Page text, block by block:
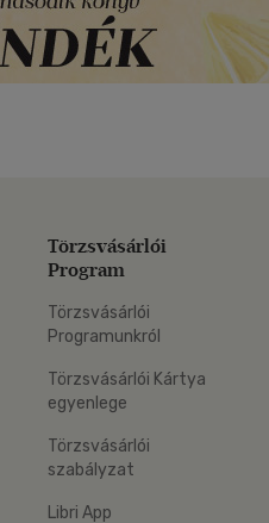
Törzsvásárlói
Program
Törzsvásárlói
Programunkról
Törzsvásárlói Kártya
egyenlege
Törzsvásárlói
szabályzat
Libri App